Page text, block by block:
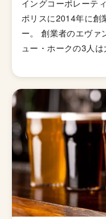
イングコーポレーテ
ポリスに2014年に創
ー。 創業者のエヴァ
ュー・ホークの3人
所を設立することを
ビール醸造所の不透
して、試みとして
ルワリーとすること
ート」という言葉を
年、協同組合の会員
開発や、サワーエー
ール造りに携わるこ
手する権利や割引価
働力と引き換絵に様